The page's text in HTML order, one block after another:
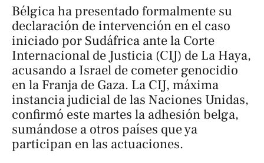
Bélgica ha presentado formalmente su
declaración de intervención en el caso
iniciado por Sudáfrica ante la Corte
Internacional de Justicia (CIJ) de La Haya,
acusando a Israel de cometer genocidio
en la Franja de Gaza. La CIJ, máxima
instancia judicial de las Naciones Unidas,
confirmó este martes la adhesión belga,
sumándose a otros países que ya
participan en las actuaciones.